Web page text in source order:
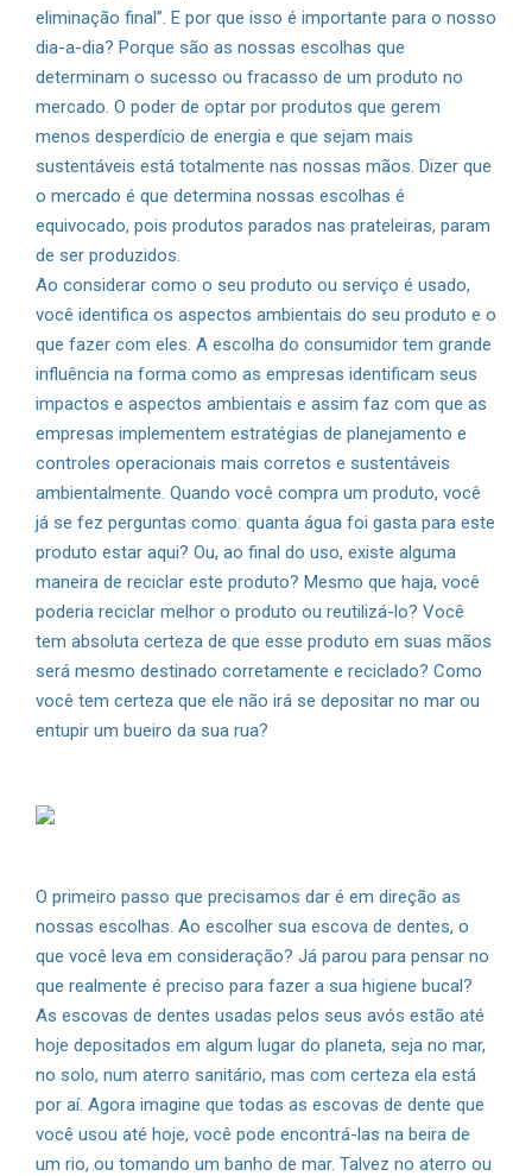
eliminação final”. E por que isso é importante para o nosso
dia-a-dia? Porque são as nossas escolhas que
determinam o sucesso ou fracasso de um produto no
mercado. O poder de optar por produtos que gerem
menos desperdício de energia e que sejam mais
sustentáveis está totalmente nas nossas mãos. Dizer que
o mercado é que determina nossas escolhas é
equivocado, pois produtos parados nas prateleiras, param
de ser produzidos.
Ao considerar como o seu produto ou serviço é usado,
você identifica os aspectos ambientais do seu produto e o
que fazer com eles. A escolha do consumidor tem grande
influência na forma como as empresas identificam seus
impactos e aspectos ambientais e assim faz com que as
empresas implementem estratégias de planejamento e
controles operacionais mais corretos e sustentáveis
ambientalmente. Quando você compra um produto, você
já se fez perguntas como: quanta água foi gasta para este
produto estar aqui? Ou, ao final do uso, existe alguma
maneira de reciclar este produto? Mesmo que haja, você
poderia reciclar melhor o produto ou reutilizá-lo? Você
tem absoluta certeza de que esse produto em suas mãos
será mesmo destinado corretamente e reciclado? Como
você tem certeza que ele não irá se depositar no mar ou
entupir um bueiro da sua rua?
O primeiro passo que precisamos dar é em direção as
nossas escolhas. Ao escolher sua escova de dentes, o
que você leva em consideração? Já parou para pensar no
que realmente é preciso para fazer a sua higiene bucal?
As escovas de dentes usadas pelos seus avós estão até
hoje depositados em algum lugar do planeta, seja no mar,
no solo, num aterro sanitário, mas com certeza ela está
por aí. Agora imagine que todas as escovas de dente que
você usou até hoje, você pode encontrá-las na beira de
um rio, ou tomando um banho de mar. Talvez no aterro ou